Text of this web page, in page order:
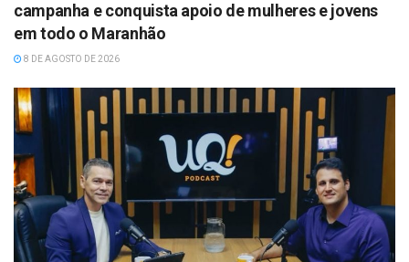
campanha e conquista apoio de mulheres e jovens
em todo o Maranhão
8 DE AGOSTO DE 2026